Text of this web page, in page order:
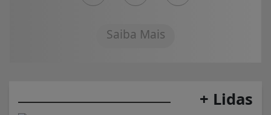
Saiba Mais
+ Lidas